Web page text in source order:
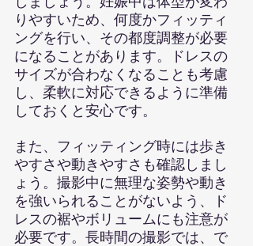
りやすいため、何度かフィッティ
ングを行い、その都度調整が必要
になることがあります。ドレスの
サイズが合わなくなることも考慮
し、柔軟に対応できるように準備
しておくと安心です。
また、フィッティング時には歩き
やすさや動きやすさも確認しまし
ょう。撮影中に無理な姿勢や動き
を強いられることがないよう、ド
レスの裾やボリュームにも注意が
必要です。長時間の撮影では、で